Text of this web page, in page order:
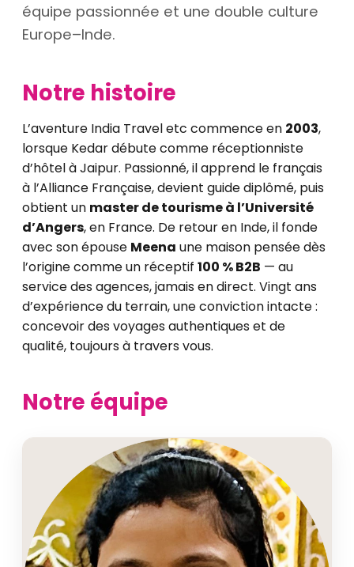
équipe passionnée et une double culture
Europe–Inde.
Notre histoire
L’aventure India Travel etc commence en 2003,
lorsque Kedar débute comme réceptionniste
d’hôtel à Jaipur. Passionné, il apprend le français
à l’Alliance Française, devient guide diplômé, puis
obtient un master de tourisme à l’Université
d’Angers, en France. De retour en Inde, il fonde
avec son épouse Meena une maison pensée dès
l’origine comme un réceptif 100 % B2B — au
service des agences, jamais en direct. Vingt ans
d’expérience du terrain, une conviction intacte :
concevoir des voyages authentiques et de
qualité, toujours à travers vous.
Notre équipe